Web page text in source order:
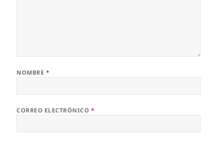
NOMBRE *
CORREO ELECTRÓNICO *